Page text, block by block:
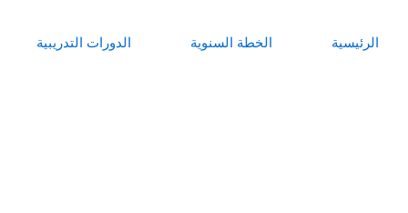
المحتوى
الرئيسية الخطة السنوية الدورات التدريبية